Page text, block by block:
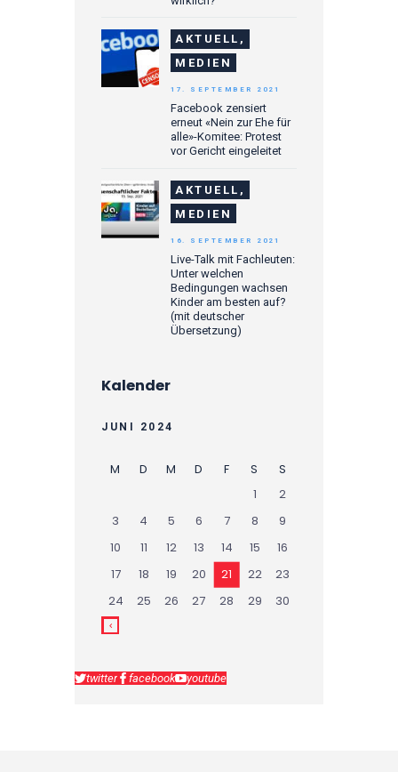
AKTUELL,
MEDIEN
Facebook zensiert
erneut «Nein zur Ehe für
alle»-Komitee: Protest
vor Gericht eingeleitet
17. SEPTEMBER 2021
AKTUELL,
MEDIEN
Live-Talk mit Fachleuten:
Unter welchen
Bedingungen wachsen
Kinder am besten auf?
(mit deutscher
Übersetzung)
16. SEPTEMBER 2021
Kalender
JUNI 2024
M D M D F S
S
1
2
3
4 5 6 7 8
9
10
11 12 13 14 15
16
17
18 19 20 21 22
23
24
25 26 27 28 29 30
twitter facebook youtube